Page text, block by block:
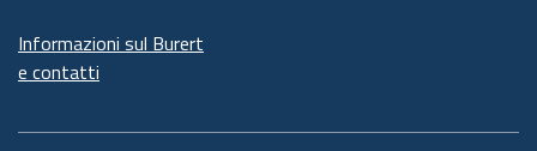
Informazioni sul Burert
e contatti